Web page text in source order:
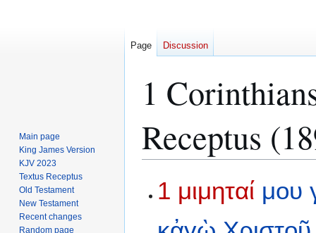
1
Receptus
toto
1 μιμηταί μου
Page Discussion
Main page
King James Version
KJV 2023
Textus Receptus
Old Testament
New Testament
Recent changes
Random page